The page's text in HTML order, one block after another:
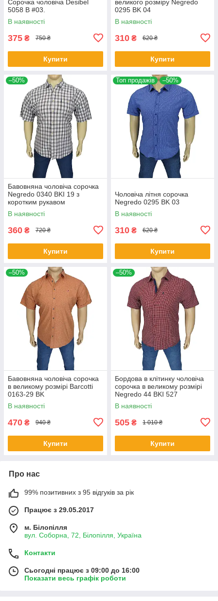
Сорочка чоловіча Desibel
5058 B #03.
В наявності
375 ₴ 750 ₴
Купити
великого розміру Negredo
0295 BK 04
В наявності
310 ₴ 620 ₴
Купити
–50%
Бавовняна чоловіча сорочка
Negredo 0340 BKI 19 з
коротким рукавом
В наявності
360 ₴ 720 ₴
Купити
Топ продажів –50%
Чоловіча літня сорочка
Negredo 0295 BK 03
В наявності
310 ₴ 620 ₴
Купити
–50%
Бавовняна чоловіча сорочка
в великому розмірі Barcotti
0163-29 BK
В наявності
470 ₴ 940 ₴
Купити
–50%
Бордова в клітинку чоловіча
сорочка в великому розмірі
Negredo 44 BKI 527
В наявності
505 ₴ 1 010 ₴
Купити
Про нас
99% позитивних з 95 відгуків за рік
Працює з 29.05.2017
м. Білопілля
вул. Соборна, 72, Білопілля, Україна
Контакти
Сьогодні працює з 09:00 до 16:00
Показати весь графік роботи